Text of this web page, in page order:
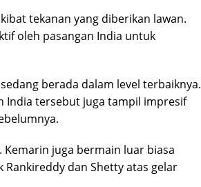
tekanan yang diberikan lawan.
oleh pasangan India untuk
berada dalam level terbaiknya.
India tersebut juga tampil impresif
juga bermain luar biasa
dan Shetty atas gelar